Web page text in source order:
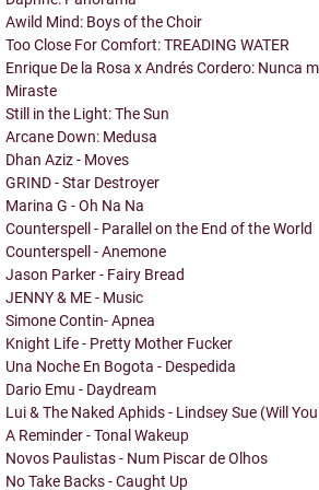
Awild Mind: Boys of the Choir
Too Close For Comfort: TREADING WATER
Enrique De la Rosa x Andrés Cordero: Nunca
Miraste
Still in the Light: The Sun
Arcane Down: Medusa
Dhan Aziz - Moves
GRIND - Star Destroyer
Marina G - Oh Na Na
Counterspell - Parallel on the End of the World
Counterspell - Anemone
Jason Parker - Fairy Bread
JENNY & ME - Music
Simone Contin- Apnea
Knight Life - Pretty Mother Fucker
Una Noche En Bogota - Despedida
Dario Emu - Daydream
Lui & The Naked Aphids - Lindsey Sue (Will
A Reminder - Tonal Wakeup
Novos Paulistas - Num Piscar de Olhos
No Take Backs - Caught Up